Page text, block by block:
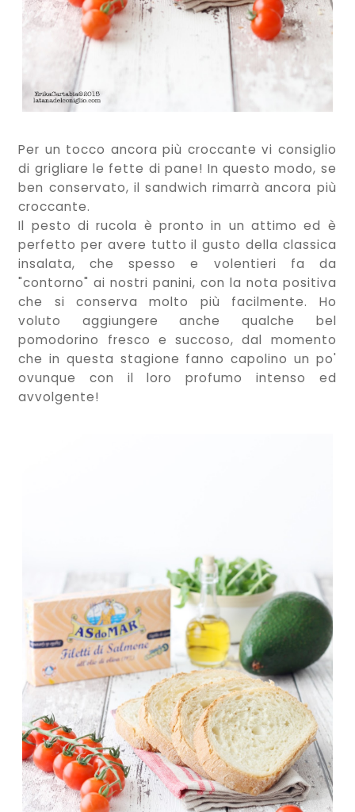
Per un tocco ancora più croccante vi consiglio
di grigliare le fette di pane! In questo modo, se
ben conservato, il sandwich rimarrà ancora più
croccante.
Il pesto di rucola è pronto in un attimo ed è
perfetto per avere tutto il gusto della classica
insalata, che spesso e volentieri fa da
"contorno" ai nostri panini, con la nota positiva
che si conserva molto più facilmente. Ho
voluto aggiungere anche qualche bel
pomodorino fresco e succoso, dal momento
che in questa stagione fanno capolino un po'
ovunque con il loro profumo intenso ed
avvolgente!